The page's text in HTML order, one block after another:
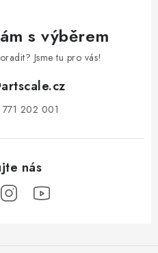
s výběrem
Jsme tu pro vás!
artscale.cz
202 001​